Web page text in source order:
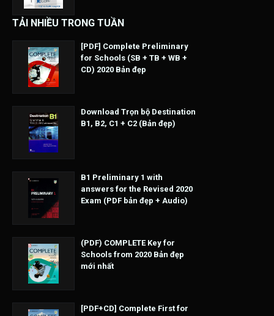
TẢI NHIỀU TRONG TUẦN
[PDF] Complete Preliminary
for Schools (SB + TB + WB +
CD) 2020 Bản đẹp
Download Trọn bộ Destination
B1, B2, C1 + C2 (Bản đẹp)
B1 Preliminary 1 with
answers for the Revised 2020
Exam (PDF bản đẹp + Audio)
(PDF) COMPLETE Key for
Schools from 2020 Bản đẹp
mới nhất
[PDF+CD] Complete First for